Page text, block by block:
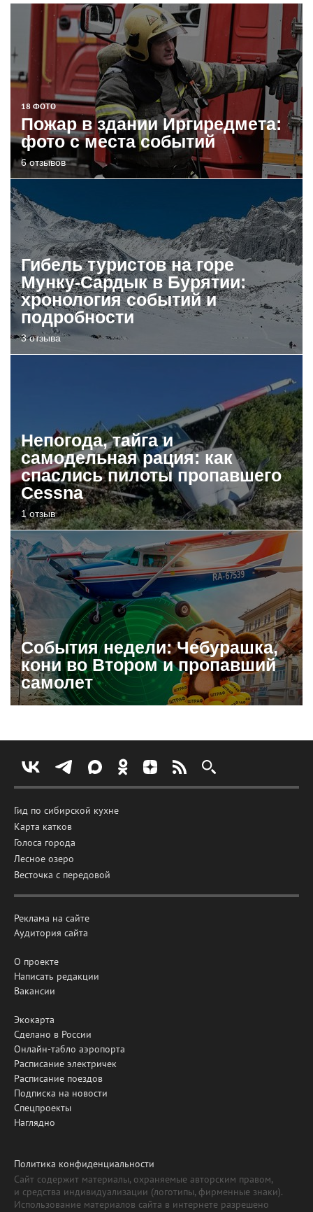
18 ФОТО
Пожар в здании Иргиредмета:
фото с места событий
6 отзывов
Гибель туристов на горе
Мунку-Сардык в Бурятии:
хронология событий и
подробности
3 отзыва
Непогода, тайга и
самодельная рация: как
спаслись пилоты пропавшего
Cessna
1 отзыв
События недели: Чебурашка,
кони во Втором и пропавший
самолет
Гид по сибирской кухне
Карта катков
Голоса города
Лесное озеро
Весточка с передовой
Реклама на сайте
Аудитория сайта
О проекте
Написать редакции
Вакансии
Экокарта
Сделано в России
Онлайн-табло аэропорта
Расписание электричек
Расписание поездов
Подписка на новости
Спецпроекты
Наглядно
Политика конфиденциальности
Сайт содержит материалы, охраняемые авторским правом,
и средства индивидуализации (логотипы, фирменные знаки).
Использование материалов сайта в интернете разрешено